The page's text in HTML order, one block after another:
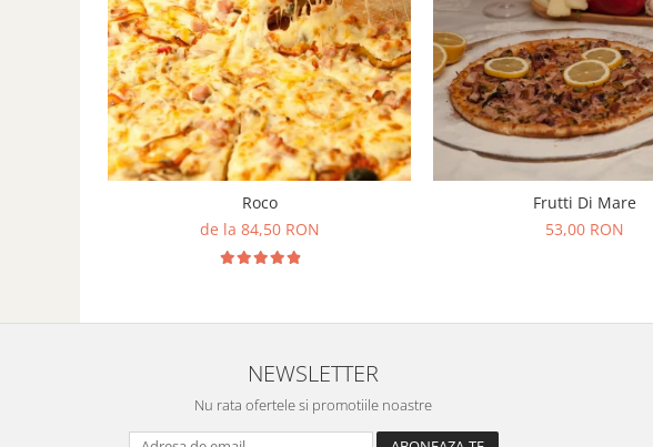
Roco
de la 84,50 RON
Frutti Di Mare
53,00 RON
NEWSLETTER
Nu rata ofertele si promotiile noastre